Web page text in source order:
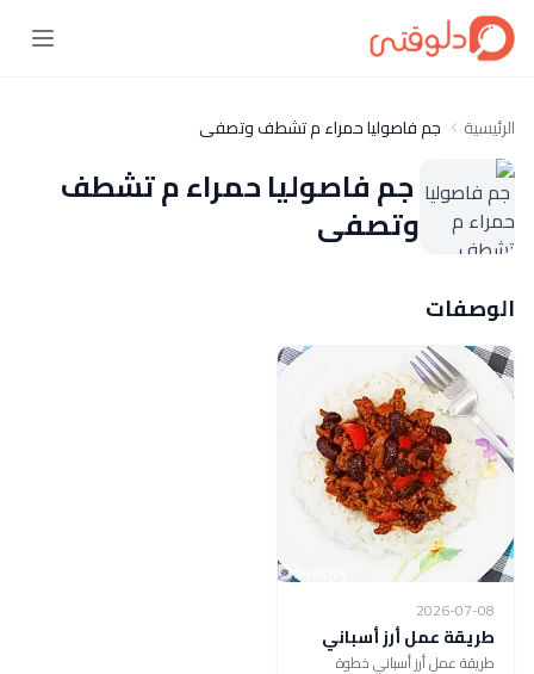
الرئيسية جم فاصوليا حمراء م تشطف وتصفى
جم فاصوليا حمراء م تشطف
وتصفى
الوصفات
2026-07-08
طريقة عمل أرز أسباني
طريقة عمل أرز أسباني خطوة